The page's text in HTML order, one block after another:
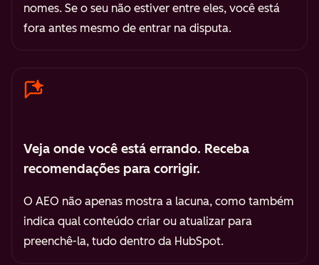
nomes. Se o seu não estiver entre eles, você está
fora antes mesmo de entrar na disputa.
Veja onde você está errando. Receba
recomendações para corrigir.
O AEO não apenas mostra a lacuna, como também
indica qual conteúdo criar ou atualizar para
preenchê-la, tudo dentro da HubSpot.